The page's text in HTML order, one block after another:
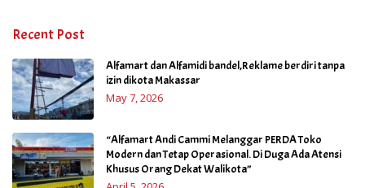
Recent Post
Alfamart dan Alfamidi bandel,Reklame berdiri tanpa
izin dikota Makassar
May 7, 2026
“Alfamart Andi Cammi Melanggar PERDA Toko
Modern dan Tetap Operasional. Di Duga Ada Atensi
Khusus Orang Dekat Walikota”